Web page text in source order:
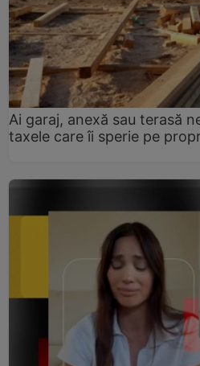
Ai garaj, anexă sau terasă
taxele care îi sperie pe